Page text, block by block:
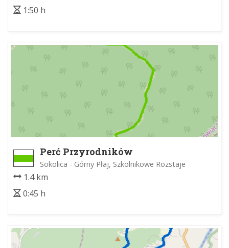
1:50 h
Perć Przyrodników
Sokolica - Górny Płaj, Szkolnikowe Rozstaje
1.4 km
0:45 h